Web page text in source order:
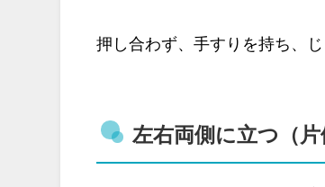
押し合わず、手すりを持ち、
左右両側に立つ（片